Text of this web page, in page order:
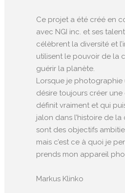
Ce projet a été créé en
avec NGI inc. et ses
célèbrent la diversité et
utilisent le pouvoir de la
guérir la planète.
Lorsque je photographie
désire toujours créer
définit vraiment et qui
jalon dans l’histoire de
sont des objectifs
mais c’est ce à quoi je
prends mon appareil
Markus Klinko